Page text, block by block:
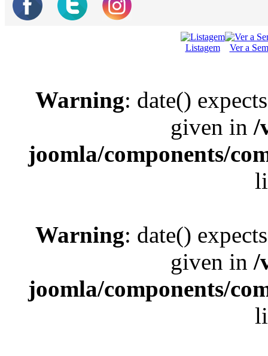
Listagem Ver a
Warning: date()
given in /
joomla/components/
Warning: date()
given in /
joomla/components/